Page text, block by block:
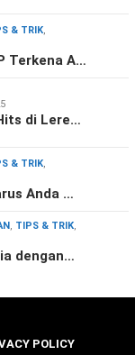
& TRIK,
Terkena A…
di Lere…
& TRIK,
Anda …
, TIPS & TRIK,
dengan…
POLICY